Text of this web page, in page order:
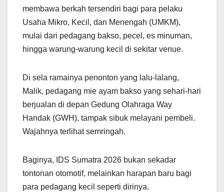
membawa berkah tersendiri bagi para pelaku
Usaha Mikro, Kecil, dan Menengah (UMKM),
mulai dari pedagang bakso, pecel, es minuman,
hingga warung-warung kecil di sekitar venue.
Di sela ramainya penonton yang lalu-lalang,
Malik, pedagang mie ayam bakso yang sehari-hari
berjualan di depan Gedung Olahraga Way
Handak (GWH), tampak sibuk melayani pembeli.
Wajahnya terlihat semringah.
Baginya, IDS Sumatra 2026 bukan sekadar
tontonan otomotif, melainkan harapan baru bagi
para pedagang kecil seperti dirinya.